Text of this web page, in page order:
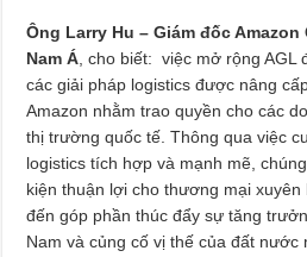
Ông Larry Hu – Giám đốc
Nam Á, cho biết: việc mở rộng AGL
các giải pháp logistics được nâng
Amazon nhằm trao quyền cho các
thị trường quốc tế. Thông qua việc
logistics tích hợp và mạnh mẽ,
kiện thuận lợi cho thương mại
đến góp phần thúc đẩy sự tăng
Nam và củng cố vị thế của đất